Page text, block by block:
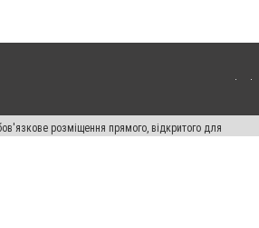
розміщення прямого, відкритого для